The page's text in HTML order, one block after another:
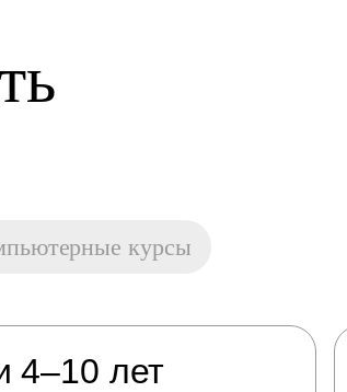
оплату
курсы
4–10 лет